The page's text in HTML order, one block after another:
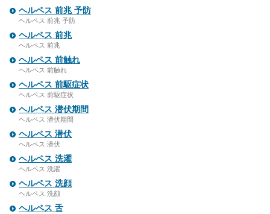
ヘルペス 前兆 予防
ヘルペス 前兆 予防
ヘルペス 前兆
ヘルペス 前兆
ヘルペス 前触れ
ヘルペス 前触れ
ヘルペス 前駆症状
ヘルペス 前駆症状
ヘルペス 潜伏期間
ヘルペス 潜伏期間
ヘルペス 潜伏
ヘルペス 潜伏
ヘルペス 洗濯
ヘルペス 洗濯
ヘルペス 洗顔
ヘルペス 洗顔
ヘルペス 舌